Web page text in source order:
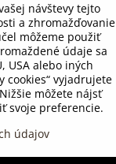
návštevy tejto
a zhromažďovanie
môžeme použiť
údaje sa
USA alebo iných
cookies“ vyjadrujete
môžete nájsť
svoje preferencie.
údajov